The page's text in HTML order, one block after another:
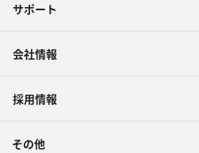
サポート
会社情報
採用情報
その他